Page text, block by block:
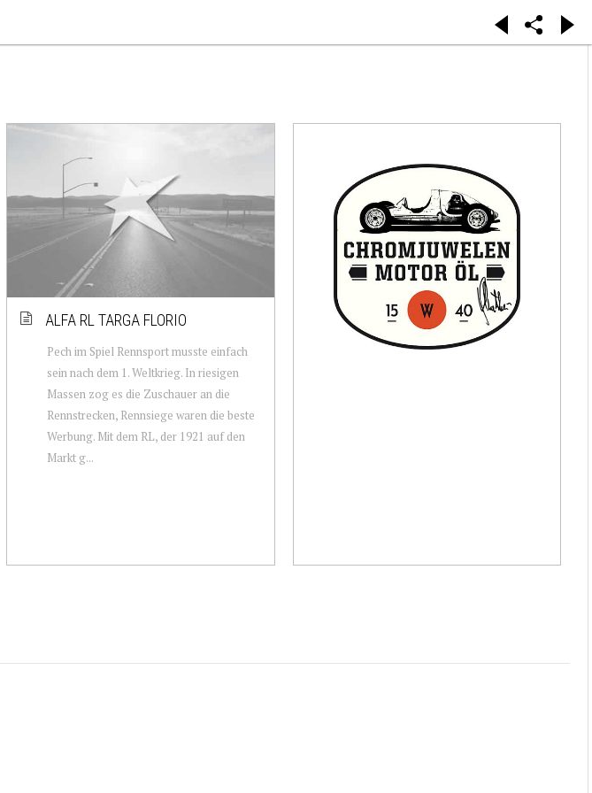
ALFA RL TARGA FLORIO
Pech im Spiel Rennsport musste einfach
sein nach dem 1. Weltkrieg. In riesigen
Massen zog es die Zuschauer an die
Rennstrecken, Rennsiege waren die beste
Werbung. Mit dem RL, der 1921 auf den
Markt g...